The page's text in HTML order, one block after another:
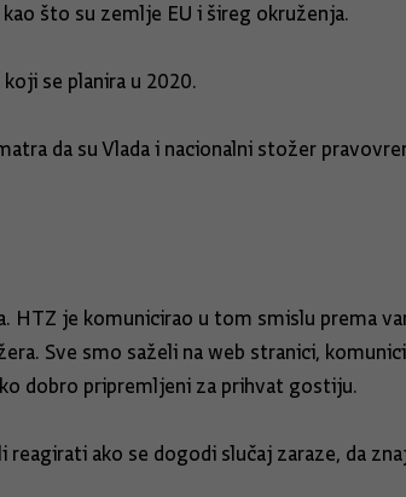
što su zemlje EU i šireg okruženja.
se planira u 2020.
da su Vlada i nacionalni stožer
HTZ je komunicirao u tom smislu prema
Sve smo saželi na web stranici,
dobro pripremljeni za prihvat gostiju.
ako se dogodi slučaj zaraze, da